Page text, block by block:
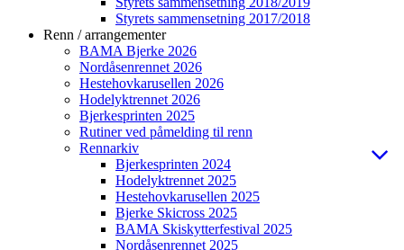
Styrets sammensetning 2017/2018
Renn / arrangementer
BAMA Bjerke 2026
Nordåsenrennet 2026
Hestehovkarusellen 2026
Hodelyktrennet 2026
Bjerkesprinten 2025
Rutiner ved påmelding til renn
Rennarkiv
Bjerkesprinten 2024
Hodelyktrennet 2025
Hestehovkarusellen 2025
Bjerke Skicross 2025
BAMA Skiskytterfestival 2025
Nordåsenrennet 2025